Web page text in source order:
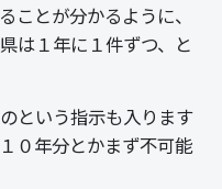
ことが分かるように、
は１年に１件ずつ、と
という指示も入ります
０年分とかまず不可能